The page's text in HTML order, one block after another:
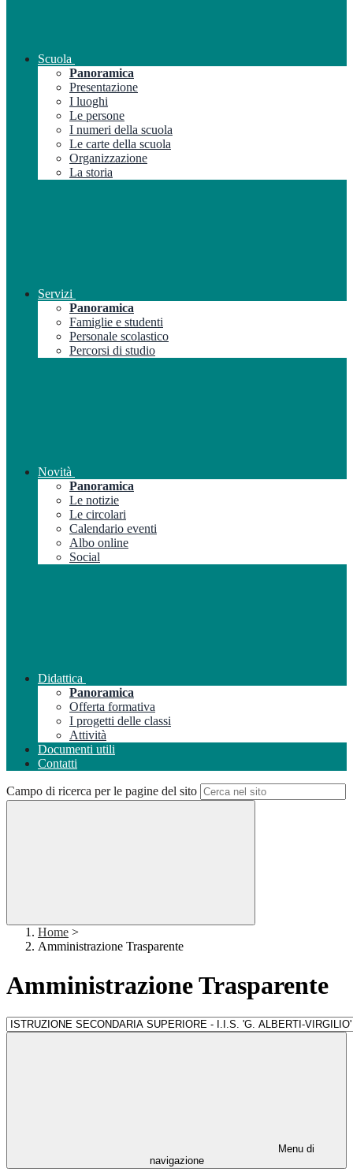
Scuola
Panoramica
Presentazione
I luoghi
Le persone
I numeri della scuola
Le carte della scuola
Organizzazione
La storia
Servizi
Panoramica
Famiglie e studenti
Personale scolastico
Percorsi di studio
Novità
Panoramica
Le notizie
Le circolari
Calendario eventi
Albo online
Social
Didattica
Panoramica
Offerta formativa
I progetti delle classi
Attività
Documenti utili
Contatti
Campo di ricerca per le pagine del sito
Home >
Amministrazione Trasparente
Amministrazione Trasparente
Menu di
navigazione